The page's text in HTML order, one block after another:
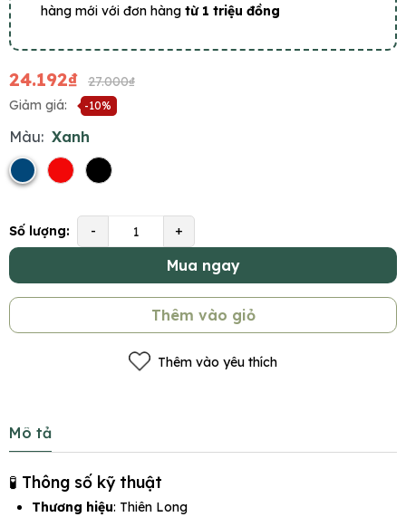
hàng mới với đơn hàng từ 1 triệu đồng
24.192₫
27.000₫
Giảm giá:
-10%
Màu: Xanh
Số lượng: - +
Mua ngay
Thêm vào giỏ
Thêm vào yêu thích
Mô tả
🧪 Thông số kỹ thuật
Thương hiệu: Thiên Long